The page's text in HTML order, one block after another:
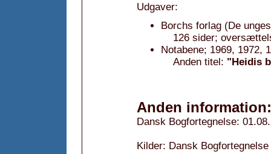
Udgaver:
Borchs forlag (De
126 sider;
Notabene; 1969, 1972,
Anden titel: "Heidis
Anden information:
Dansk Bogfortegnelse:
Kilder: Dansk Bogfortegnelse